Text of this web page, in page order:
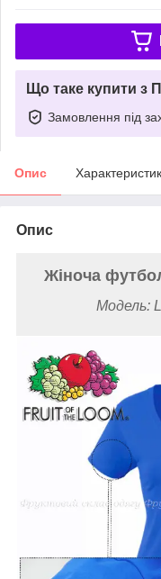
Що таке купити з
Замовлення під
Опис
Опис
Жіноча
Модель: